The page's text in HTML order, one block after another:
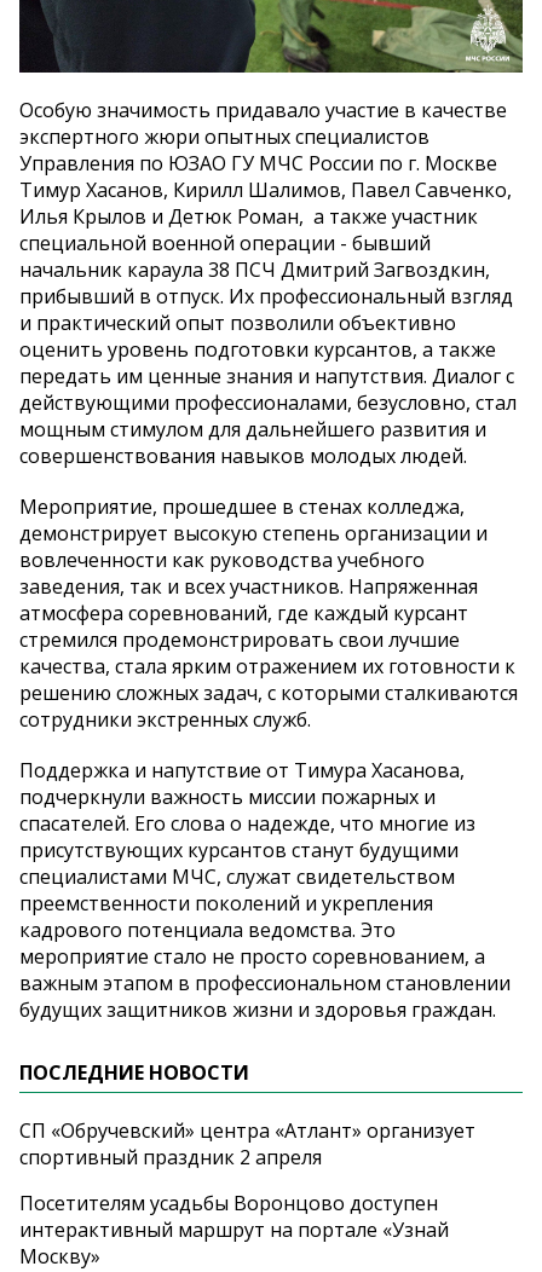
Особую значимость придавало участие в качестве
экспертного жюри опытных специалистов
Управления по ЮЗАО ГУ МЧС России по г. Москве
Тимур Хасанов, Кирилл Шалимов, Павел Савченко,
Илья Крылов и Детюк Роман, а также участник
специальной военной операции - бывший
начальник караула 38 ПСЧ Дмитрий Загвоздкин,
прибывший в отпуск. Их профессиональный взгляд
и практический опыт позволили объективно
оценить уровень подготовки курсантов, а также
передать им ценные знания и напутствия. Диалог с
действующими профессионалами, безусловно, стал
мощным стимулом для дальнейшего развития и
совершенствования навыков молодых людей.
Мероприятие, прошедшее в стенах колледжа,
демонстрирует высокую степень организации и
вовлеченности как руководства учебного
заведения, так и всех участников. Напряженная
атмосфера соревнований, где каждый курсант
стремился продемонстрировать свои лучшие
качества, стала ярким отражением их готовности к
решению сложных задач, с которыми сталкиваются
сотрудники экстренных служб.
Поддержка и напутствие от Тимура Хасанова,
подчеркнули важность миссии пожарных и
спасателей. Его слова о надежде, что многие из
присутствующих курсантов станут будущими
специалистами МЧС, служат свидетельством
преемственности поколений и укрепления
кадрового потенциала ведомства. Это
мероприятие стало не просто соревнованием, а
важным этапом в профессиональном становлении
будущих защитников жизни и здоровья граждан.
ПОСЛЕДНИЕ НОВОСТИ
СП «Обручевский» центра «Атлант» организует
спортивный праздник 2 апреля
Посетителям усадьбы Воронцово доступен
интерактивный маршрут на портале «Узнай
Москву»